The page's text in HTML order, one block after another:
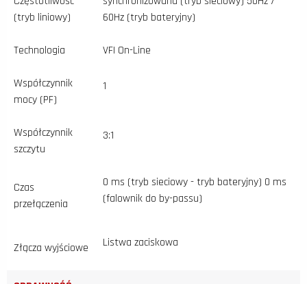
(tryb liniowy)
60Hz (tryb bateryjny)
Technologia VFI On-Line
Współczynnik
mocy (PF)
1
Współczynnik
szczytu
3:1
Czas
przełączenia
0 ms (tryb sieciowy - tryb bateryjny) 0 ms
(falownik do by-passu)
Złącza wyjściowe Listwa zaciskowa